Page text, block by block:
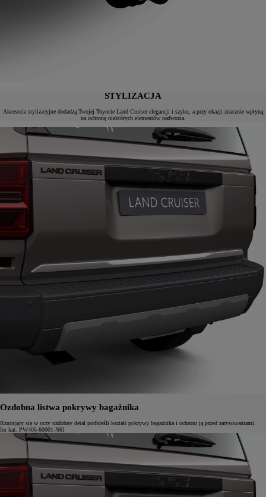
STYLIZACJA
Akcesoria stylizacyjne dodadzą Twojej Toyocie Land Cruiser elegancji i szyku, a przy okazji znacznie wpłyną
na ochronę niektórych elementów nadwozia.
Ozdobna listwa pokrywy bagażnika
Rzucający się w oczy ozdobny detal podkreśli kształt pokrywy bagażnika i ochroni ją przed zarysowaniami.
[nr kat. PW405-60001-N6]